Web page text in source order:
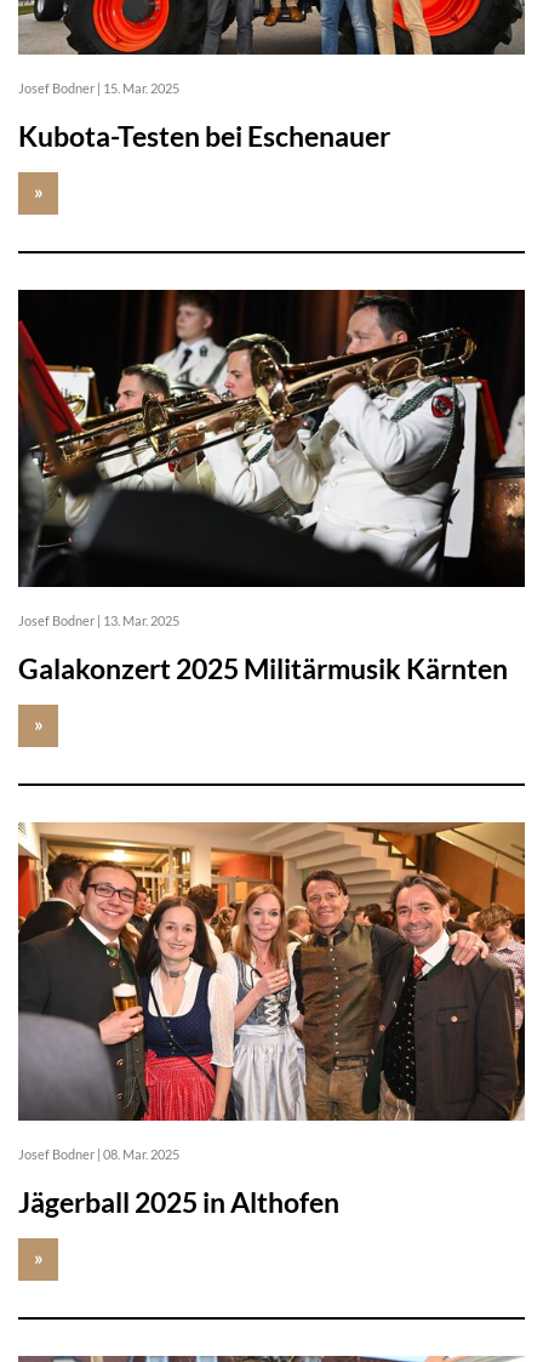
Josef Bodner | 15. Mar. 2025
Kubota-Testen bei Eschenauer
»
Josef Bodner 13. Mar. 2025
Galakonzert 2025 Militärmusik Kärnten
»
Josef Bodner | 08. Mar. 2025
Jägerball 2025 in Althofen
»